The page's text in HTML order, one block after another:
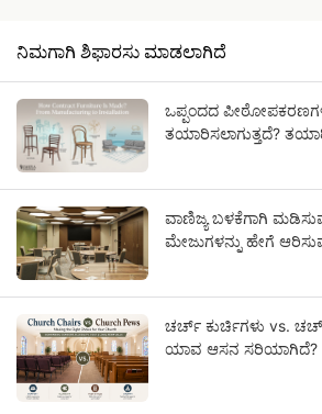
ನಿಮಗಾಗಿ ಶಿಫಾರಸು ಮಾಡಲಾಗಿದೆ
ಒಪ್ಪಂದದ
ತಯಾರಿಸಲಾಗುತ್ತದೆ?
ವಾಣಿಜ್ಯ ಬಳಕೆಗಾಗಿ
ಮೇಜುಗಳನ್ನು ಹೇಗೆ
ಚರ್ಚ್ ಕುರ್ಚಿಗಳು vs.
ಯಾವ ಆಸನ ಸರಿಯಾಗಿದೆ?